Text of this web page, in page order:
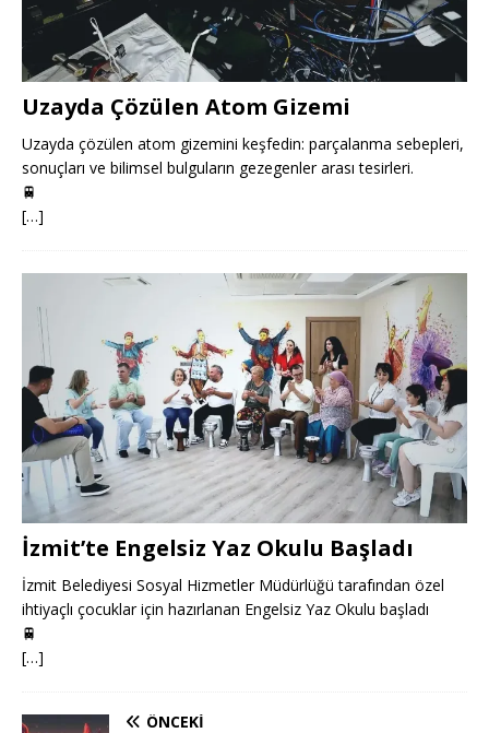
Uzayda Çözülen Atom Gizemi
Uzayda çözülen atom gizemini keşfedin: parçalanma sebepleri,
sonuçları ve bilimsel bulguların gezegenler arası tesirleri.
🚆
[…]
İzmit’te Engelsiz Yaz Okulu Başladı
İzmit Belediyesi Sosyal Hizmetler Müdürlüğü tarafından özel
ihtiyaçlı çocuklar için hazırlanan Engelsiz Yaz Okulu başladı
🚆
[…]
ÖNCEKI